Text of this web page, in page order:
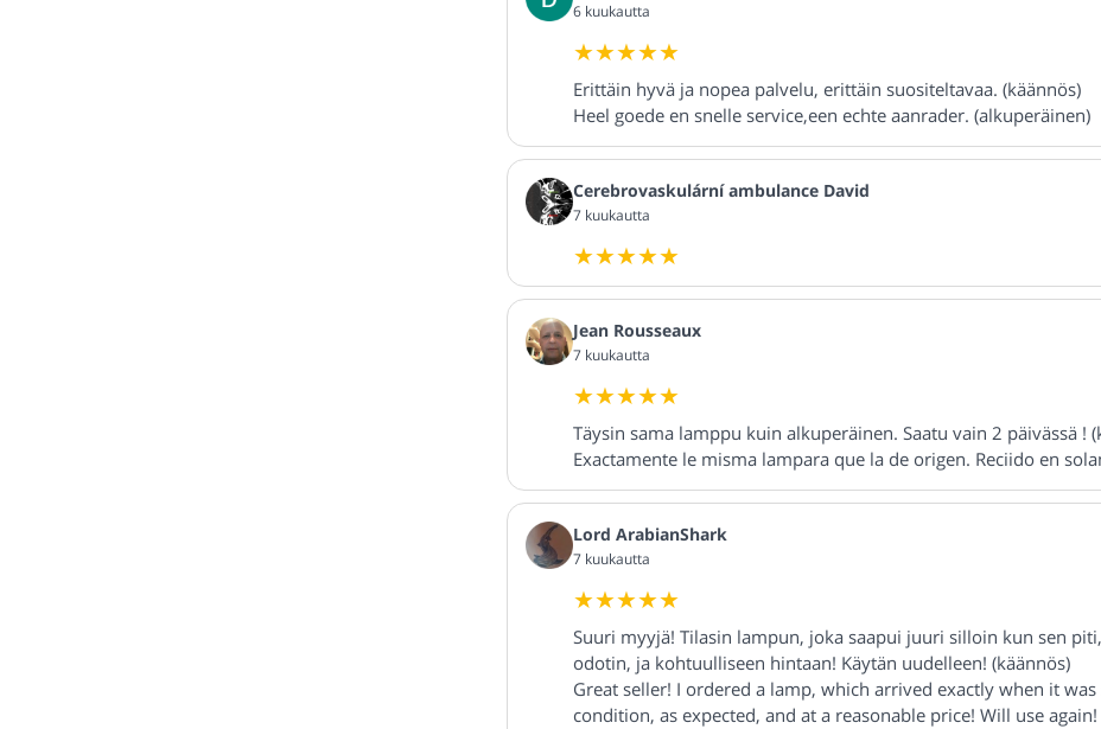
6 kuukautta
Erittäin hyvä ja nopea palvelu, erittäin suositeltavaa. (käännös)
Heel goede en snelle service,een echte aanrader. (alkuperäinen)
Cerebrovaskulární ambulance David
7 kuukautta
Jean Rousseaux
7 kuukautta
Täysin sama lamppu kuin alkuperäinen. Saatu vain 2 päivässä !
Exactamente le misma lampara que la de origen. Reciido en
Lord ArabianShark
7 kuukautta
Suuri myyjä! Tilasin lampun, joka saapui juuri silloin kun sen
odotin, ja kohtuulliseen hintaan! Käytän uudelleen! (käännös)
Great seller! I ordered a lamp, which arrived exactly when it
condition, as expected, and at a reasonable price! Will use